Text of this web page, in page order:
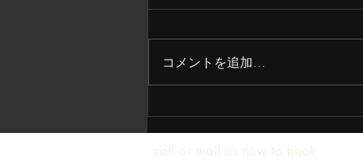
まさかの大打撃？
コメントを追加…
call or mail us now to book